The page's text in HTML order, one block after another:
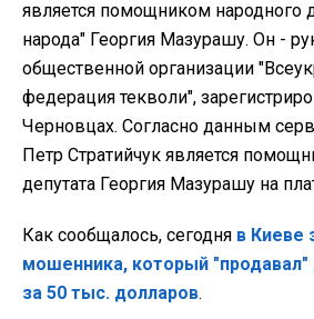
является помощником народного
народа" Георгия Мазурашу. Он -
общественной организации
федерация текволи",
Черновцах. Согласно данным
Петр Стратийчук является
депутата Георгия Мазурашу на
Как сообщалось, сегодня в Киеве
мошенника, который
за 50 тыс. долларов.